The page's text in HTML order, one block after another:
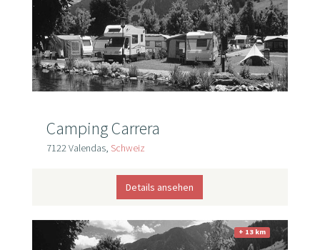
Camping Carrera
7122 Valendas, Schweiz
Details ansehen
+ 13 km